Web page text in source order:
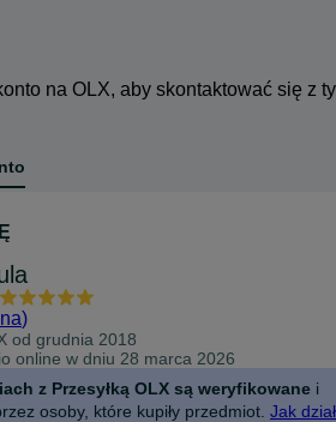
na OLX, aby skontaktować się z
)
od grudnia 2018
online w dniu 28 marca 2026
z Przesyłką OLX są weryfikowane i
osoby, które kupiły przedmiot. Jak